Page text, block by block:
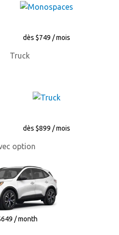
dès $749 / mois
Truck
dès $899 / mois
option
/ month